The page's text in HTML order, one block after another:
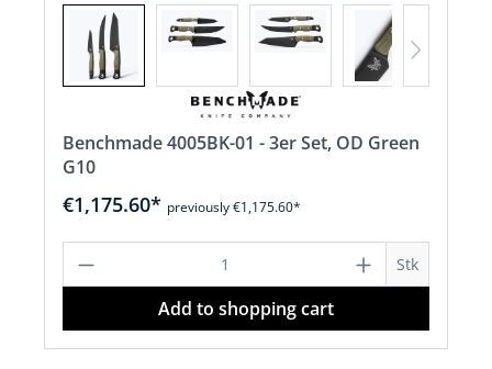
Benchmade 4005BK-01 - 3er Set, OD Green
G10
€1,175.60* previously €1,175.60*
Product Quantity: Enter the desired
Stk
Add to shopping cart